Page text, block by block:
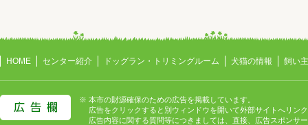
HOME センター紹介 ドッグラン・トリミングルーム 犬猫の情報 飼い
※ 本市の財源確保のための広告を掲載しています。
広告をクリックすると別ウィンドウを開いて外部サイトへリン
広告内容に関する質問等につきましては、直接、広告スポンサ